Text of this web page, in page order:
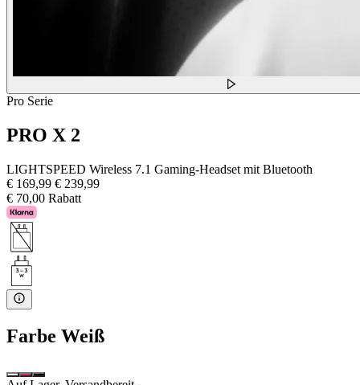
Pro Serie
PRO X 2
LIGHTSPEED Wireless 7.1 Gaming-Headset mit Bluetooth
€ 169,99 € 239,99
€ 70,00 Rabatt
Farbe Weiß